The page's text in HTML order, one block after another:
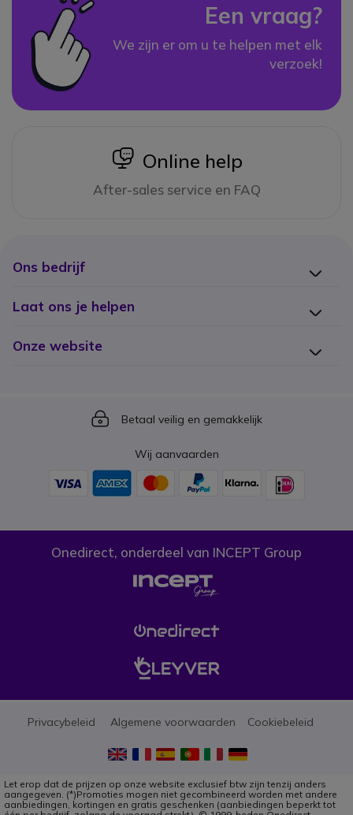
Een vraag?
We zijn er om u te helpen met elk
verzoek!
icon
Online help
After-sales service en FAQ
Ons bedrijf
Laat ons je helpen
Onze website
Icon
Betaal veilig en gemakkelijk
Wij aanvaarden
Onedirect, onderdeel van INCEPT Group
Privacybeleid Algemene voorwaarden Cookiebeleid
Let erop dat de prijzen op onze website exclusief btw zijn tenzij anders
aangegeven. (*)Promoties mogen niet gecombineerd worden met andere
aanbiedingen, kortingen en gratis geschenken (aanbiedingen beperkt tot